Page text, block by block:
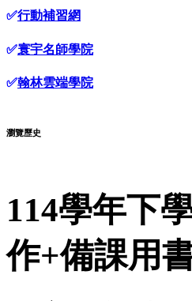
✅行動補習網
✅寰宇名師學院
✅翰林雲端學院
瀏覽歷史
114學年下
作+備課用